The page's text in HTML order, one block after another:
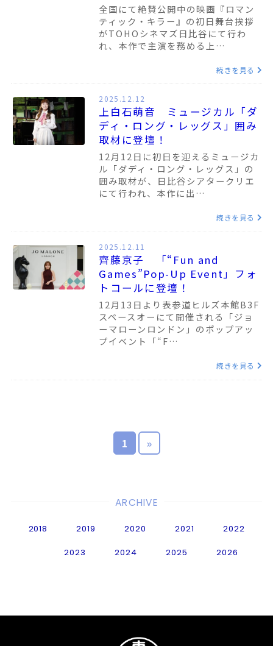
全国にて絶賛公開中の映画『ロマン
ティック・キラー』の初日舞台挨拶
がTOHOシネマズ日比谷にて行わ
れ、本作で主演を務める上…
続きを見る
2025.12.12
上白石萌音 ミュージカル「ダ
ディ・ロング・レッグス」囲み
取材に登壇！
12月12日に初日を迎えるミュージカ
ル「ダディ・ロング・レッグス」の
囲み取材が、日比谷シアタークリエ
にて行われ、本作に出…
続きを見る
2025.12.11
齊藤京子 「“Fun and
Games”Pop-Up Event」フォ
トコールに登壇！
12月13日より表参道ヒルズ本館B3F
スペースオーにて開催される「ジョ
ーマローンロンドン」のポップアッ
プイベント「“F…
続きを見る
1 »
ARCHIVE
2018 2019 2020 2021 2022
2023 2024 2025 2026